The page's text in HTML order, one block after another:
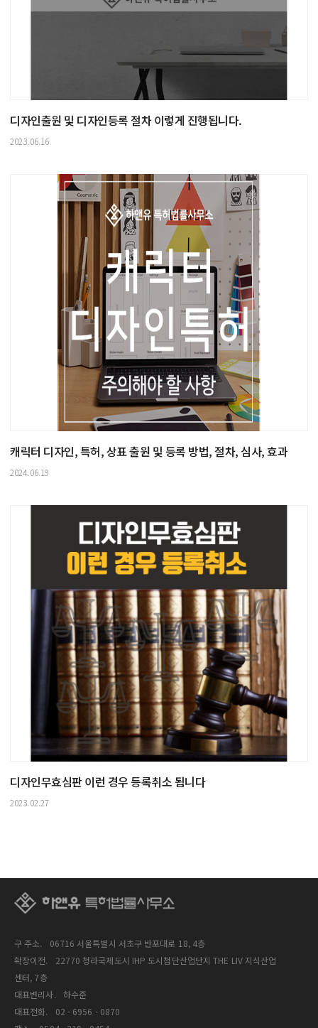
디자인출원 및 디자인등록 절차 이렇게 진행됩니다.
2023.06.16
캐릭터 디자인, 특허, 상표 출원 및 등록 방법, 절차, 심사, 효과
2024.06.19
디자인무효심판 이런 경우 등록취소 됩니다
2023.02.27
구 주소.
06716 서울특별시 서초구 반포대로 18, 4층
확장이전.
22770 청라국제도시 IHP 도시첨단산업단지 THE LIV 지식산업
센터, 7층
대표변리사.
하수준
대표전화.
02 - 6956 - 0870